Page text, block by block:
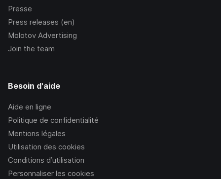
Presse
Press releases (en)
Molotov Advertising
Join the team
Besoin d'aide
Aide en ligne
Politique de confidentialité
Mentions légales
Utilisation des cookies
Conditions d’utilisation
Personnaliser les cookies